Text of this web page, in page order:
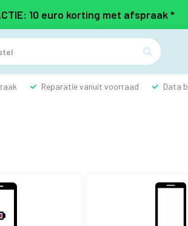
10 euro korting met afspraak *

Reparatie vanuit voorraad Data